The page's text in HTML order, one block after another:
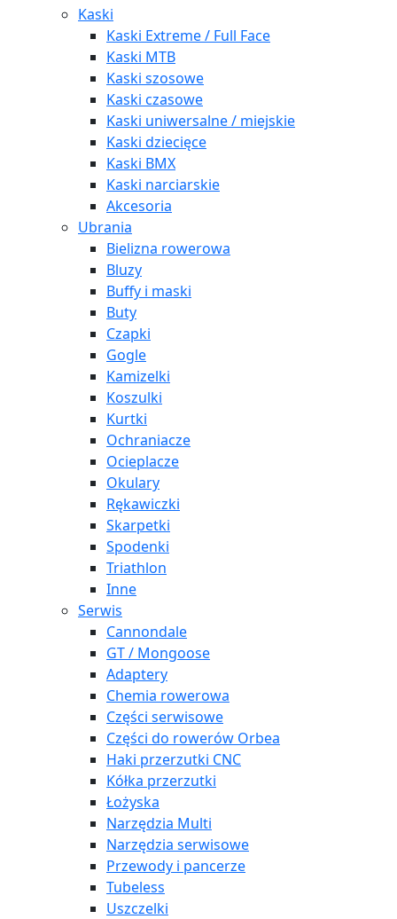
Kaski
Kaski Extreme / Full Face
Kaski MTB
Kaski szosowe
Kaski czasowe
Kaski uniwersalne / miejskie
Kaski dziecięce
Kaski BMX
Kaski narciarskie
Akcesoria
Ubrania
Bielizna rowerowa
Bluzy
Buffy i maski
Buty
Czapki
Gogle
Kamizelki
Koszulki
Kurtki
Ochraniacze
Ocieplacze
Okulary
Rękawiczki
Skarpetki
Spodenki
Triathlon
Inne
Serwis
Cannondale
GT / Mongoose
Adaptery
Chemia rowerowa
Części serwisowe
Części do rowerów Orbea
Haki przerzutki CNC
Kółka przerzutki
Łożyska
Narzędzia Multi
Narzędzia serwisowe
Przewody i pancerze
Tubeless
Uszczelki